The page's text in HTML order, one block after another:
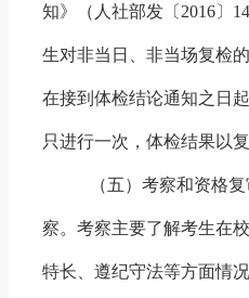
知》（人社部发〔 2016〕
生对非当日、非当场复检
在接到体检结论通知之日起
只进行一次，体检结果以
（五）考察和资格复
察。考察主要了解考生在
特长、遵纪守法等方面情